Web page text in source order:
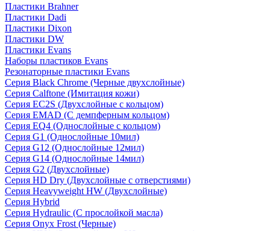
Пластики Brahner
Пластики Dadi
Пластики Dixon
Пластики DW
Пластики Evans
Наборы пластиков Evans
Резонаторные пластики Evans
Серия Black Chrome (Черные двухслойные)
Серия Calftone (Имитация кожи)
Серия EC2S (Двухслойные с кольцом)
Серия EMAD (С демпферным кольцом)
Серия EQ4 (Однослойные с кольцом)
Серия G1 (Однослойные 10мил)
Серия G12 (Однослойные 12мил)
Серия G14 (Однослойные 14мил)
Серия G2 (Двухслойные)
Серия HD Dry (Двухслойные с отверстиями)
Серия Heavyweight HW (Двухслойные)
Серия Hybrid
Серия Hydraulic (С прослойкой масла)
Серия Onyx Frost (Черные)